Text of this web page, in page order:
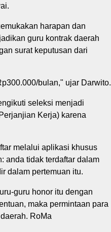
harapan dan
guru kontrak daerah
surat keputusan dari
bulan," ujar Darwito.
seleksi menjadi
Kerja) karena
melalui aplikasi khusus
anda tidak terdaftar dalam
dalam pertemuan itu.
guru honor itu dengan
maka permintaan para
RoMa